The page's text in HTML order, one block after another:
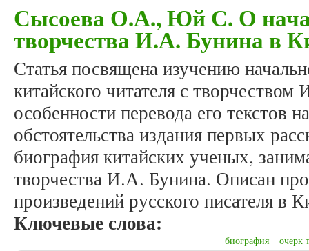
Сысоева О.А., Юй С. О
творчества И.А. Бунина в
Статья посвящена изучению
китайского читателя с
особенности перевода его текстов
обстоятельства издания первых
биография китайских ученых,
творчества И.А. Бунина. Описан
произведений русского писателя в
Ключевые слова:
биография очерк